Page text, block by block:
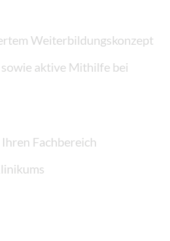
Weiterbildungskonzept
aktive Mithilfe bei
Fachbereich